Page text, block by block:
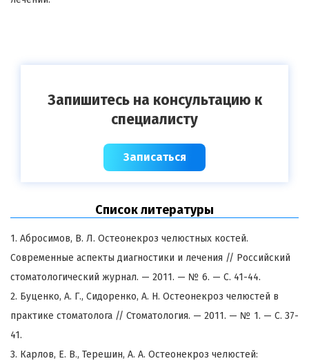
Запишитесь на консультацию к
специалисту
Записаться
Список литературы
1. Абросимов, В. Л. Остеонекроз челюстных костей.
Современные аспекты диагностики и лечения // Российский
стоматологический журнал. — 2011. — № 6. — С. 41-44.
2. Буценко, А. Г., Сидоренко, А. Н. Остеонекроз челюстей в
практике стоматолога // Стоматология. — 2011. — № 1. — С. 37-
41.
3. Карлов, Е. В., Терешин, А. А. Остеонекроз челюстей: